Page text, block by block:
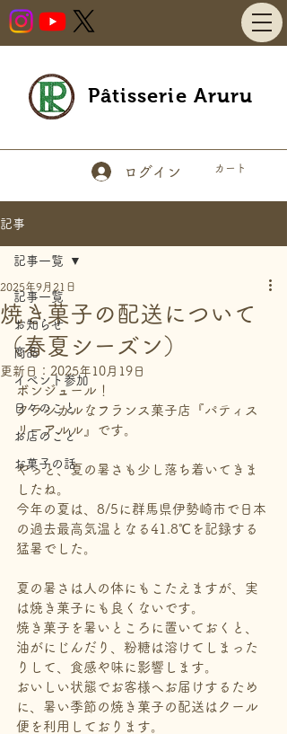
Pâtisserie Aruru
ログイン カート
記事
記事一覧
お知らせ
商品
イベント参加
日々のこと
お店のこと
お菓子の話
記事一覧
焼き菓子の配送について
（春夏シーズン）
2025年9月21日
更新日： 2025年10月19日
ボンジュール！
クラシカルなフランス菓子店『パティス
リーアルル』です。
やっと、夏の暑さも少し落ち着いてきま
したね。
今年の夏は、8/5に群馬県伊勢崎市で日本
の過去最高気温となる41.8℃を記録する
猛暑でした。
夏の暑さは人の体にもこたえますが、実
は焼き菓子にも良くないです。
焼き菓子を暑いところに置いておくと、
油がにじんだり、粉糖は溶けてしまった
りして、食感や味に影響します。
おいしい状態でお客様へお届けするため
に、暑い季節の焼き菓子の配送はクール
便を利用しております。